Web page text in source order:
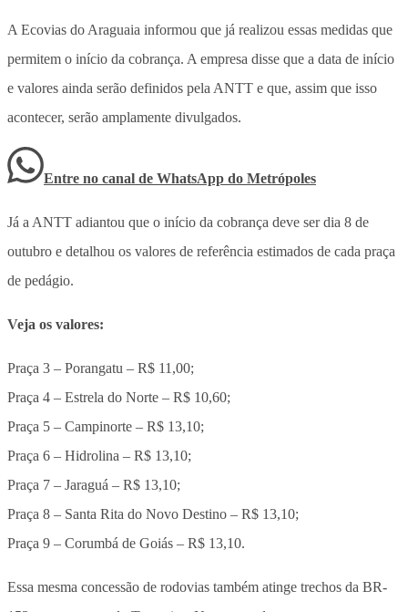
A Ecovias do Araguaia informou que já realizou essas medidas que
permitem o início da cobrança. A empresa disse que a data de início
e valores ainda serão definidos pela ANTT e que, assim que isso
acontecer, serão amplamente divulgados.
Entre no canal de WhatsApp do Metrópoles
Já a ANTT adiantou que o início da cobrança deve ser dia 8 de
outubro e detalhou os valores de referência estimados de cada praça
de pedágio.
Veja os valores:
Praça 3 – Porangatu – R$ 11,00;
Praça 4 – Estrela do Norte – R$ 10,60;
Praça 5 – Campinorte – R$ 13,10;
Praça 6 – Hidrolina – R$ 13,10;
Praça 7 – Jaraguá – R$ 13,10;
Praça 8 – Santa Rita do Novo Destino – R$ 13,10;
Praça 9 – Corumbá de Goiás – R$ 13,10.
Essa mesma concessão de rodovias também atinge trechos da BR-